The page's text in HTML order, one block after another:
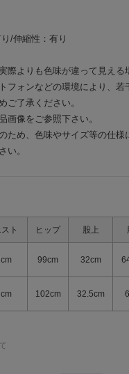
/伸縮性：有り
際よりも色味が違って見える
フォンなどの環境により、
ご了承ください。
画像をご参照下さい。
ため、色味やサイズ等の仕様
い。
ト ヒップ 股上
99cm 32cm
102cm 32.5cm